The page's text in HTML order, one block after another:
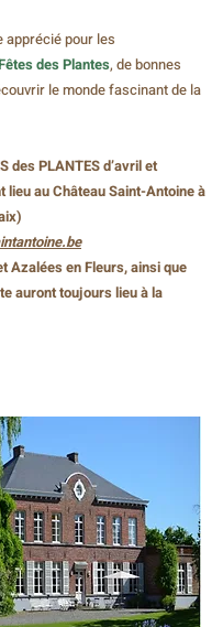
apprécié pour les
des Plantes, de bonnes
le monde fascinant de la
des PLANTES d’avril et
lieu au Château Saint-Antoine à
Azalées en Fleurs, ainsi que
auront toujours lieu à la